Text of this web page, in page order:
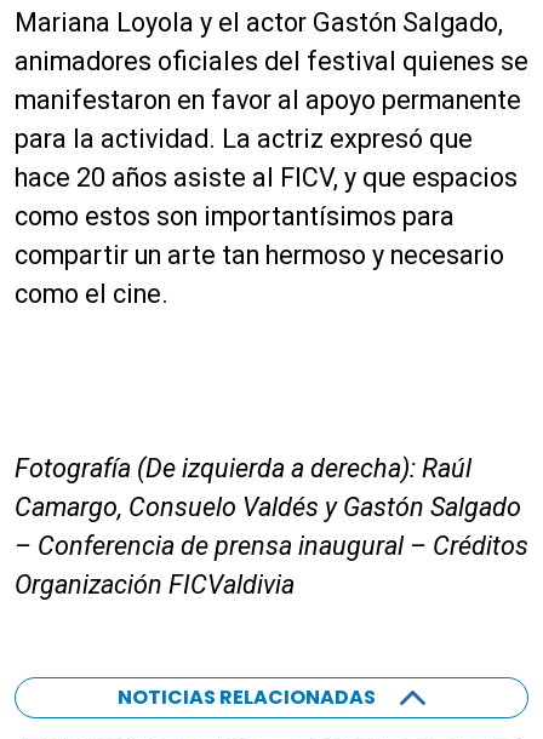
Mariana Loyola y el actor Gastón Salgado,
animadores oficiales del festival quienes se
manifestaron en favor al apoyo permanente
para la actividad. La actriz expresó que
hace 20 años asiste al FICV, y que espacios
como estos son importantísimos para
compartir un arte tan hermoso y necesario
como el cine.
Fotografía (De izquierda a derecha): Raúl
Camargo, Consuelo Valdés y Gastón Salgado
– Conferencia de prensa inaugural – Créditos
Organización FICValdivia
NOTICIAS RELACIONADAS